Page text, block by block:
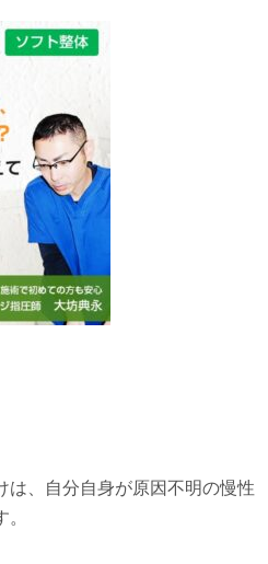
は、自分自身が原因不明の慢性